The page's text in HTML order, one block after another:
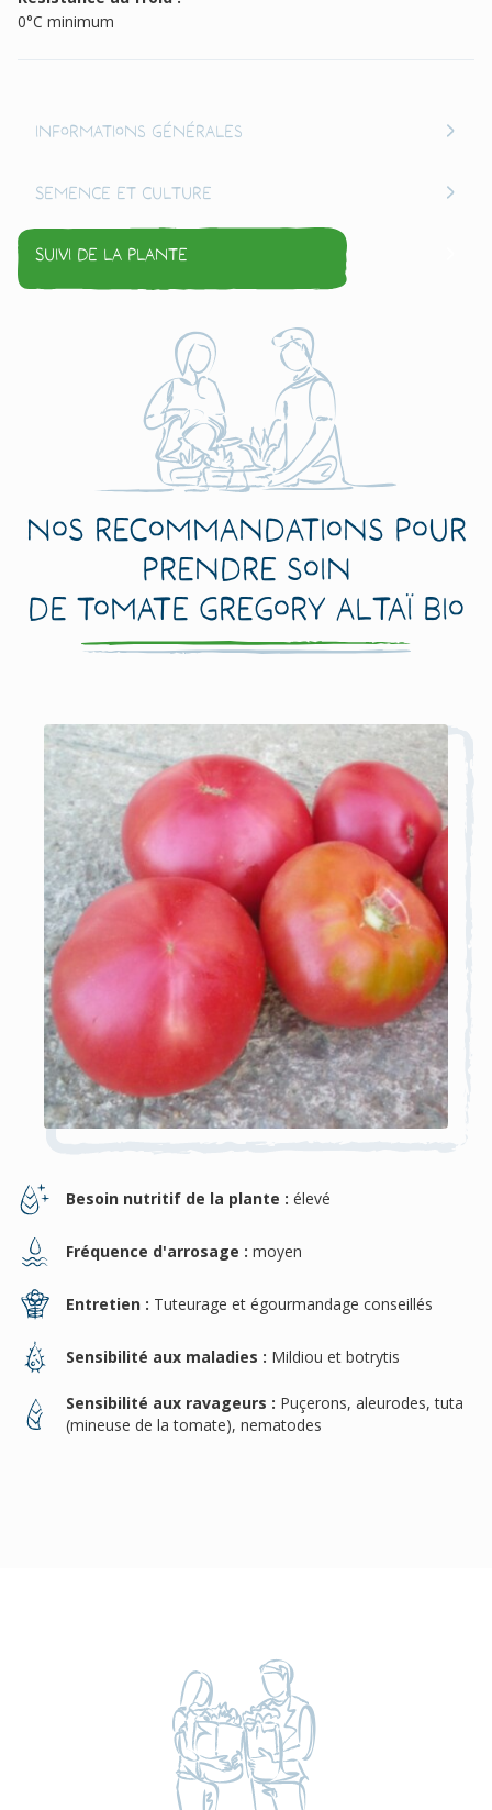
0°C minimum
Informations générales
Semence et culture
Suivi de la plante
Nos recommandations pour
prendre soin
de Tomate Gregory Altaï Bio
Besoin nutritif de la plante : élevé
Fréquence d'arrosage : moyen
Entretien : Tuteurage et égourmandage conseillés
Sensibilité aux maladies : Mildiou et botrytis
Sensibilité aux ravageurs : Puçerons, aleurodes, tuta
(mineuse de la tomate), nematodes